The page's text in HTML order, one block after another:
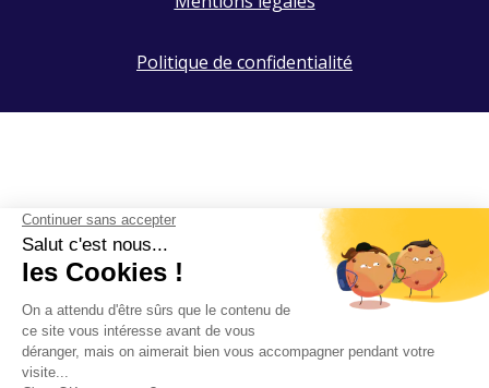
Politique de confidentialité